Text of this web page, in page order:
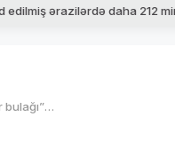
mina, 753 PHS aşkarlanıb
Ağstafanın Vurğun qəsəbəsində “Şəhidlər bulağı” istifadəyə verilib